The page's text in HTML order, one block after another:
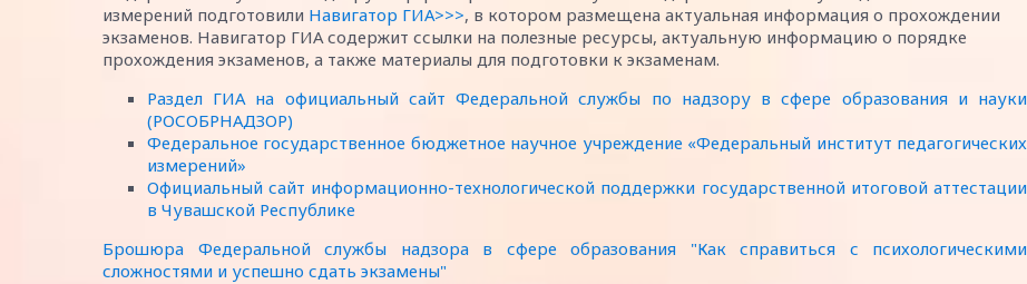
измерений подготовили Навигатор ГИА>>>, в котором размещена актуальная информация о прохождении
экзаменов. Навигатор ГИА содержит ссылки на полезные ресурсы, актуальную информацию о порядке
прохождения экзаменов, а также материалы для подготовки к экзаменам.
Раздел ГИА на официальный сайт Федеральной службы по надзору в сфере образования и науки
(РОСОБРНАДЗОР)
Федеральное государственное бюджетное научное учреждение «Федеральный институт педагогических
измерений»
Официальный сайт информационно-технологической поддержки государственной итоговой аттестации
в Чувашской Республике
Брошюра Федеральной службы надзора в сфере образования "Как справиться с психологическими
сложностями и успешно сдать экзамены"